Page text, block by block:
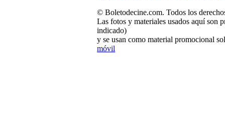
© Boletodecine.com. Todos los
Las fotos y materiales usados aquí son
indicado)
y se usan como material promocional
móvil